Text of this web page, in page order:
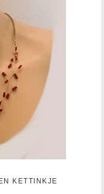
KETTINKJE